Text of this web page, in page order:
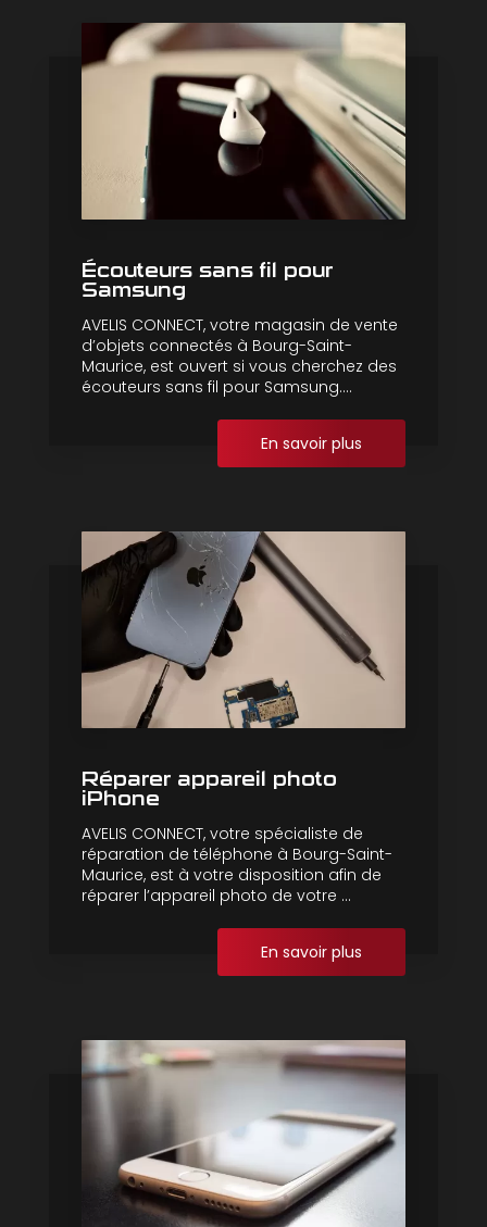
Écouteurs sans fil pour
Samsung
AVELIS CONNECT, votre magasin de vente
d’objets connectés à Bourg-Saint-
Maurice, est ouvert si vous cherchez des
écouteurs sans fil pour Samsung....
En savoir plus
Réparer appareil photo
iPhone
AVELIS CONNECT, votre spécialiste de
réparation de téléphone à Bourg-Saint-
Maurice, est à votre disposition afin de
réparer l’appareil photo de votre ...
En savoir plus